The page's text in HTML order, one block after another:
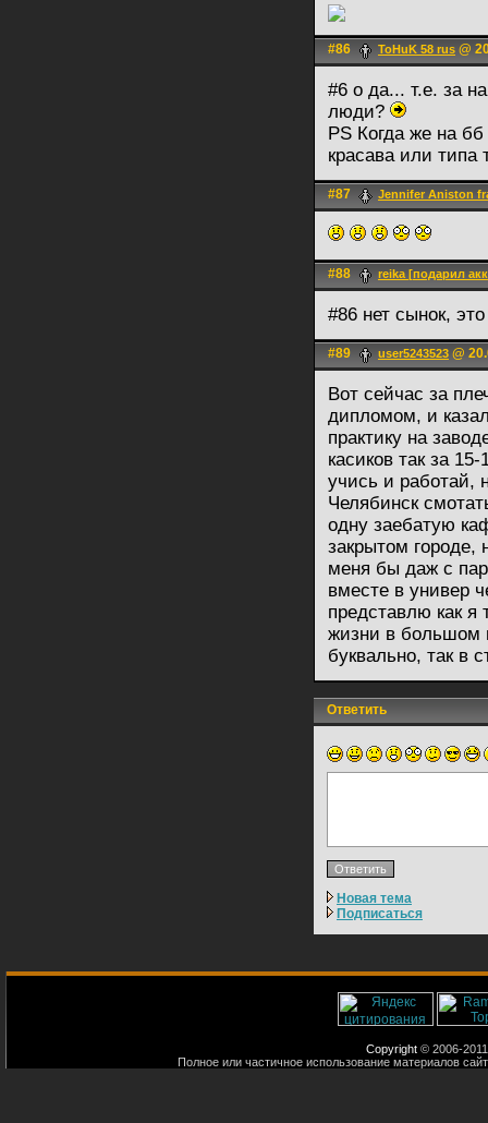
#86 ToHuK 58 rus @
#6 о да... т.е. за
люди?
PS Когда же на
красава или типа
#87 Jennifer Aniston
#88 reika [подарил
#86 нет сынок,
#89 user5243523 @
Вот сейчас за
дипломом, и
практику на
касиков так за
учись и работай,
Челябинск
одну заебатую
закрытом городе,
меня бы даж с
вместе в универ
представлю как
жизни в большом
буквально, так в
Ответить
Новая тема
Подписаться
Copyright © 2006-
Полное или частичное использование материалов